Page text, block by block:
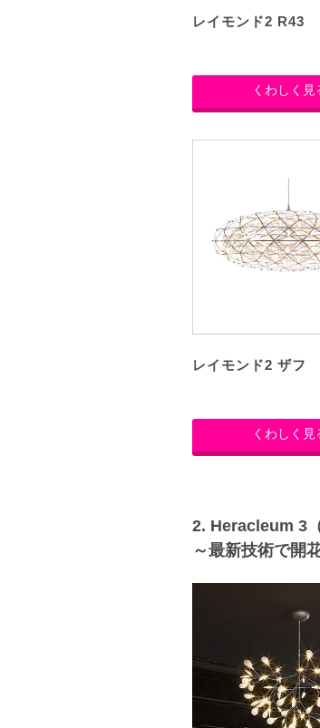
レイモンド2 R43
くわしく見
レイモンド2 ザフ
くわしく見
2. Heracleum 3
～最新技術で開